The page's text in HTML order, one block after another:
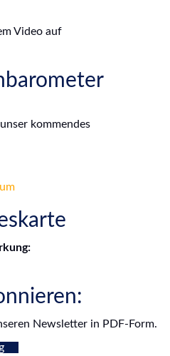
Video auf
kommendes
Newsletter in PDF-Form.